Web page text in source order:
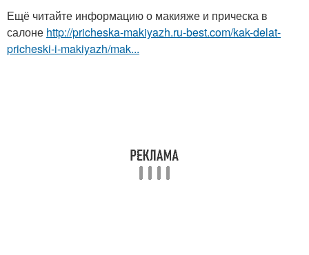
Ещё читайте информацию о макияже и прическа в
салоне http://pricheska-makiyazh.ru-best.com/kak-delat-
pricheski-i-makiyazh/mak...